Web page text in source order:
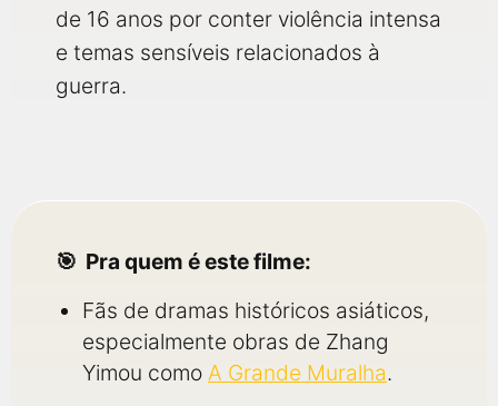
de 16 anos por conter violência intensa
e temas sensíveis relacionados à
guerra.
Pra quem é este filme:
Fãs de dramas históricos asiáticos,
especialmente obras de Zhang
Yimou como A Grande Muralha.